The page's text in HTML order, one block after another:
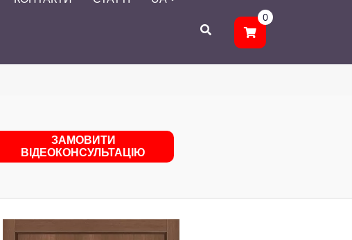
0
ЗАМОВИТИ
ВІДЕОКОНСУЛЬТАЦІЮ